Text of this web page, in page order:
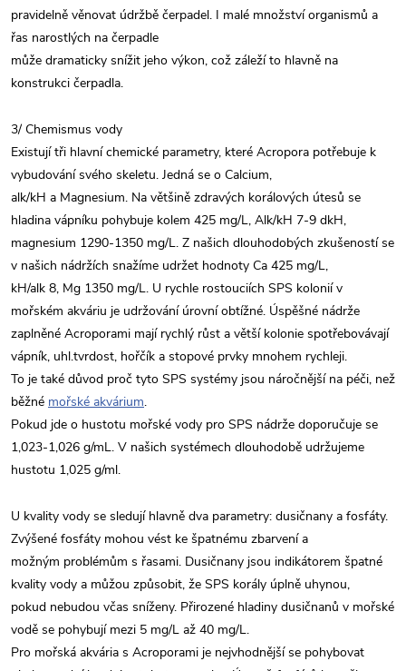
pravidelně věnovat údržbě čerpadel. I malé množství organismů a
řas narostlých na čerpadle
může dramaticky snížit jeho výkon, což záleží to hlavně na
konstrukci čerpadla.
3/ Chemismus vody
Existují tři hlavní chemické parametry, které Acropora potřebuje k
vybudování svého skeletu. Jedná se o Calcium,
alk/kH a Magnesium. Na většině zdravých korálových útesů se
hladina vápníku pohybuje kolem 425 mg/L, Alk/kH 7-9 dkH,
magnesium 1290-1350 mg/L. Z našich dlouhodobých zkušeností se
v našich nádržích snažíme udržet hodnoty Ca 425 mg/L,
kH/alk 8, Mg 1350 mg/L. U rychle rostouciích SPS kolonií v
mořském akváriu je udržování úrovní obtížné. Úspěšné nádrže
zaplněné Acroporami mají rychlý růst a větší kolonie spotřebovávají
vápník, uhl.tvrdost, hořčík a stopové prvky mnohem rychleji.
To je také důvod proč tyto SPS systémy jsou náročnější na péči, než
běžné mořské akvárium.
Pokud jde o hustotu mořské vody pro SPS nádrže doporučuje se
1,023-1,026 g/mL. V našich systémech dlouhodobě udržujeme
hustotu 1,025 g/ml.
U kvality vody se sledují hlavně dva parametry: dusičnany a fosfáty.
Zvýšené fosfáty mohou vést ke špatnému zbarvení a
možným problémům s řasami. Dusičnany jsou indikátorem špatné
kvality vody a můžou způsobit, že SPS korály úplně uhynou,
pokud nebudou včas sníženy. Přirozené hladiny dusičnanů v mořské
vodě se pohybují mezi 5 mg/L až 40 mg/L.
Pro mořská akvária s Acroporami je nejvhodnější se pohybovat